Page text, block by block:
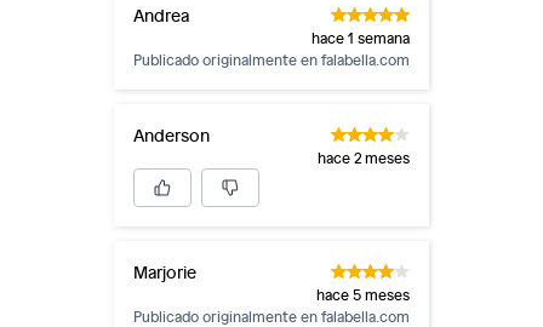
Andrea
hace 1 semana
Publicado originalmente enfalabella.com
Anderson
hace 2 meses
Marjorie
hace 5 meses
Publicado originalmente enfalabella.com